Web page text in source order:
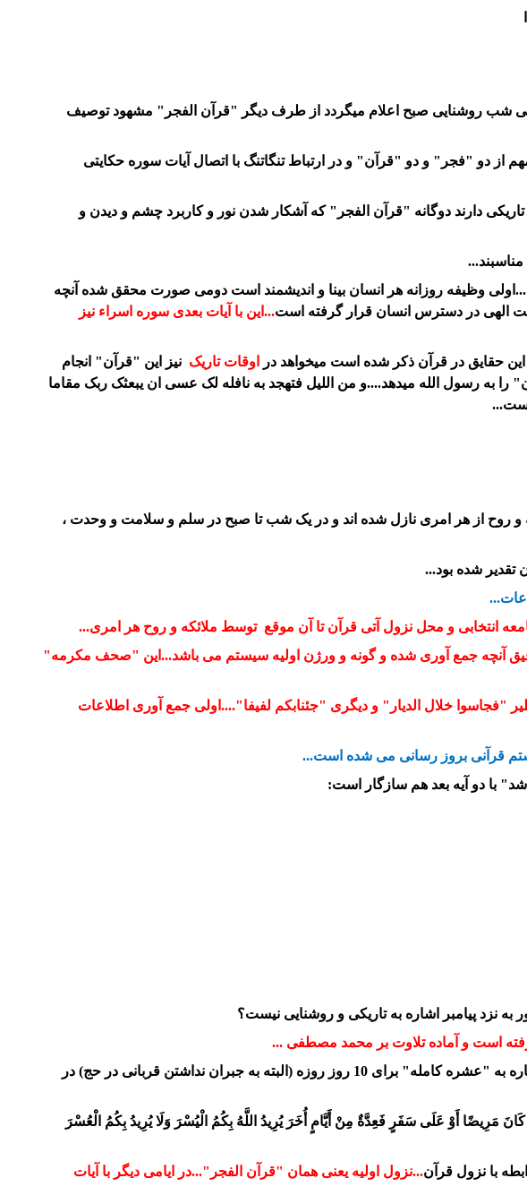
شب روشنایی صبح اعلام میگردد از طرف دیگر "قرآن الفجر" مشهود توصیف
از دو "فجر" و دو "قرآن" و در ارتباط تنگاتنگ با اتصال آیات سوره حکایتی
دارند دوگانه "قرآن الفجر" که آشکار شدن نور و کاربرد چشم و دیدن و
وظیفه روزانه هر انسان بینا و اندیشمند است دومی صورت محقق شده آنچه
الهی در دسترس انسان قرار گرفته است...این با آیات بعدی سوره اسراء نیز
حقایق در قرآن ذکر شده است میخواهد در
اوقات تاریک نیز این "قرآن" انجام
به رسول الله میدهد....و من اللیل فتهجد به نافله لک عسی ان یبعثک ربک مقاما
است...
و روح از هر امری نازل شده اند و در یک شب تا صبح در سلم و سلامت و وحدت ،
تقدیر شده بود...
انتخابی و محل نزول آتی قرآن تا آن موقع توسط ملائکه و روح هر امری...
آنچه جمع آوری شده و گونه و ورژن اولیه سیستم می باشد...این "صحف مکرمه"
خلال الدیار" و دیگری "جئنابکم لفیفا"....اولی جمع آوری اطلاعات
قرآنی بروز رسانی می شده است...
نزد پیامبر اشاره به تاریکی و روشنایی نیست؟
است و آماده تلاوت بر محمد مصطفی ...
"لیال عشر" در سوره فجر (سوره 89) را میتوان اشاره به لیالی قدر در ماه رمضان ماه نزول قرآن دانست...اشاره به "عشره کامله" برای 10 روز روزه (البته به جبران نداشتن قربانی در حج) در
مَرِيضًا أَوْ عَلَى سَفَرٍ فَعِدَّةٌ مِنْ أَيَّامٍ أُخَرَ يُرِيدُ اللَّهُ بِكُمُ الْيُسْرَ وَلَا يُرِيدُ بِكُمُ الْعُسْرَ
...نزول اولیه یعنی همان "قرآن الفجر"...در ایامی دیگر با آیات